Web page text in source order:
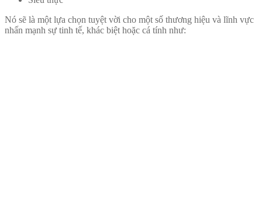
Nó sẽ là một lựa chọn tuyệt vời cho một số thương hiệu và lĩnh vực
nhấn mạnh sự tinh tế, khác biệt hoặc cá tính như: